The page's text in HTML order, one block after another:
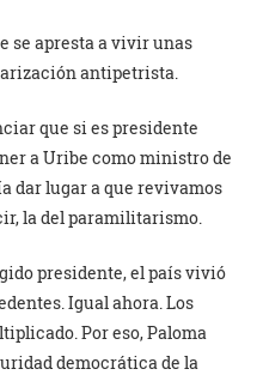
se apresta a vivir unas
antipetrista.
que si es presidente
a Uribe como ministro de
dar lugar a que revivamos
la del paramilitarismo.
presidente, el país vivió
Igual ahora. Los
Por eso, Paloma
democrática de la